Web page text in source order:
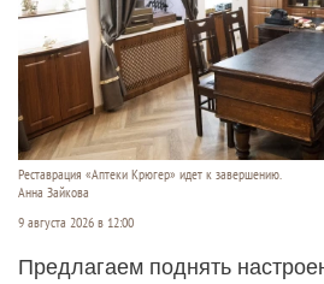
Реставрация «Аптеки Крюгер» идет к завершению.
Анна Зайкова
9 августа 2026 в 12:00
Предлагаем поднять